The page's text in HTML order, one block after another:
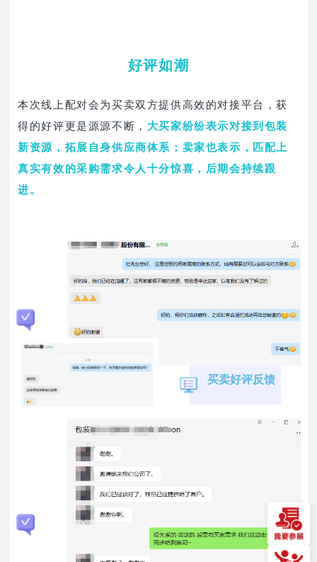
好评如潮
本次线上配对会为买卖双方提供高效的对接平台，获
得的好评更是源源不断， 大买家纷纷表示对接到包装
新资源，拓展自身供应商体系；卖家也表示，匹配上
真实有效的采购需求令人十分惊喜，后期会持续跟
进。
买卖好评反馈